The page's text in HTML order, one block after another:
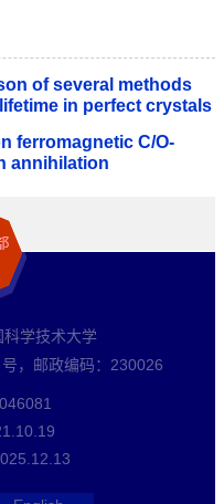
of several methods
in perfect crystals
ferromagnetic C/O-
annihilation
学技术大学
，邮政编码：230026
10 19
12 13